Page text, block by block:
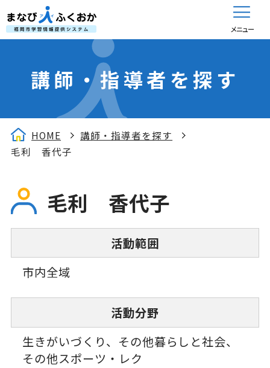
メニュー
講師・指導者を探す
HOME
講師・指導者を探す
毛利 香代子
毛利 香代子
活動範囲
市内全域
活動分野
生きがいづくり、その他暮らしと社会、
その他スポーツ・レク